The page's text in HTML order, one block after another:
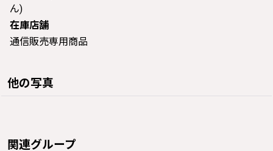
ん)
在庫店舗
通信販売専用商品
他の写真
関連グループ